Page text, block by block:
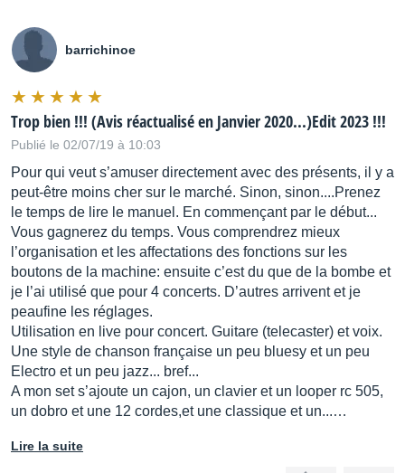
Vocoder
talkbox, onboard waves
Improved HardTune
HardTune
HardTune is both more and less noticeable, depending
on the Style
New HardTune Styles
HardTune
More HardTune styles to choose from
Separate Transducer and HardTune Buttons
barrichinoe
Trop bien !!! (Avis réactualisé en Janvier 2020...)Edit 2023 !!!
Publié le 02/07/19 à 10:03
Pour qui veut s’amuser directement avec des présents, il y a
peut-être moins cher sur le marché. Sinon, sinon....Prenez
le temps de lire le manuel. En commençant par le début...
Vous gagnerez du temps. Vous comprendrez mieux
l’organisation et les affectations des fonctions sur les
boutons de la machine: ensuite c’est du que de la bombe et
je l’ai utilisé que pour 4 concerts. D’autres arrivent et je
peaufine les réglages.
Utilisation en live pour concert. Guitare (telecaster) et voix.
Une style de chanson française un peu bluesy et un peu
Electro et un peu jazz... bref...
A mon set s’ajoute un cajon, un clavier et un looper rc 505,
un dobro et une 12 cordes,et une classique et un...…
Lire la suite